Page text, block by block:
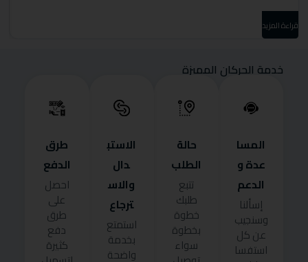
قراءة المزيد
خدمة الحركان المميزة
المسا
عدة و
الدعم
إسألنا
وسنجيب
عن كل
استفسا
حالة
الطلب
تتبع
طلبك
خطوة
بخطوة
سواء
الاستب
دال
والاس
ترجاع
استمتع
بخدمة
واضحة
طرق
الدفع
احصل
على
طرق
دفع
كثيرة